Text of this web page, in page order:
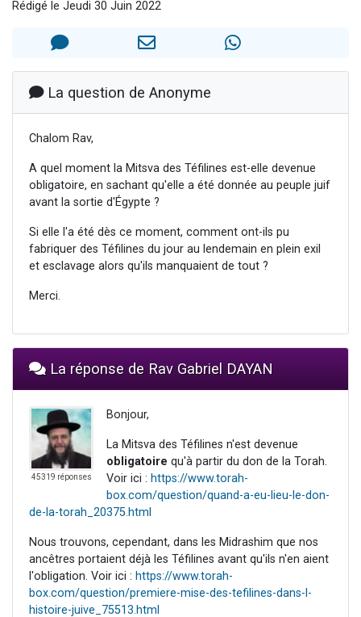
6 personnes viennent de faire un don pour 5 enfants déjà orphelins risquent de perdre leur maman
2 personnes viennent de faire un don pour Reloger Rivka, 6 enfants, victime de violences...
Il reste 49 places pour étudier en groupe sur Zoom
3 personnes viennent de faire un don pour Diane, 80 ans, dans un appartement insalubre
Rédigé le Jeudi 30 Juin 2022
La question de Anonyme
Chalom Rav,
A quel moment la Mitsva des Téfilines est-elle devenue
obligatoire, en sachant qu'elle a été donnée au peuple juif
avant la sortie d'Égypte ?
Si elle l'a été dès ce moment, comment ont-ils pu
fabriquer des Téfilines du jour au lendemain en plein exil
et esclavage alors qu'ils manquaient de tout ?
Merci.
La réponse de Rav Gabriel DAYAN
45319 réponses
Bonjour,
La Mitsva des Téfilines n'est devenue
obligatoire qu'à partir du don de la Torah.
Voir ici : https://www.torah-
box.com/question/quand-a-eu-lieu-le-don-
de-la-torah_20375.html
Nous trouvons, cependant, dans les Midrashim que nos
ancêtres portaient déjà les Téfilines avant qu'ils n'en aient
l'obligation. Voir ici : https://www.torah-
box.com/question/premiere-mise-des-tefilines-dans-l-
histoire-juive_75513.html